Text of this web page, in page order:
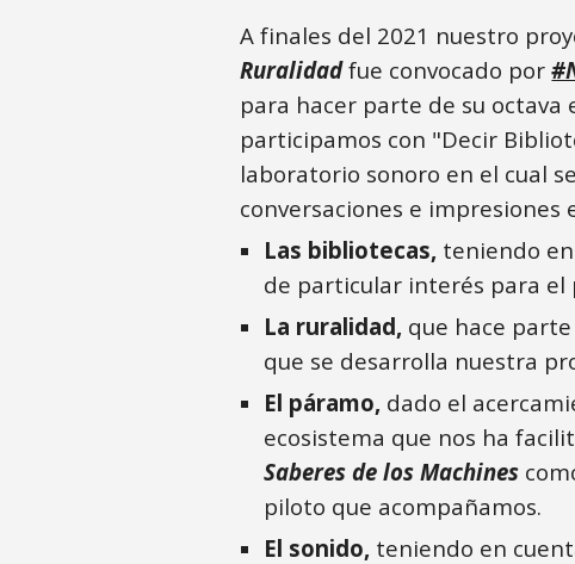
A finales del 2021 nuestro
Ruralidadfue convocado por
para hacer parte de su octava
participamos con "Decir
laboratorio sonoro en el cual
conversaciones e impresiones
Las bibliotecas, teniendo
de particular interés para el
La ruralidad, que hace
que se desarrolla nuestra
El páramo, dado el
ecosistema que nos ha
Saberes de los Machines
piloto que acompañamos.
El sonido, teniendo en